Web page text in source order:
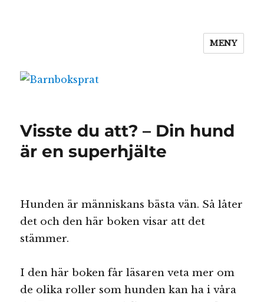
MENY
Visste du att? – Din hund
är en superhjälte
Hunden är människans bästa vän. Så låter
det och den här boken visar att det
stämmer.
I den här boken får läsaren veta mer om
de olika roller som hunden kan ha i våra